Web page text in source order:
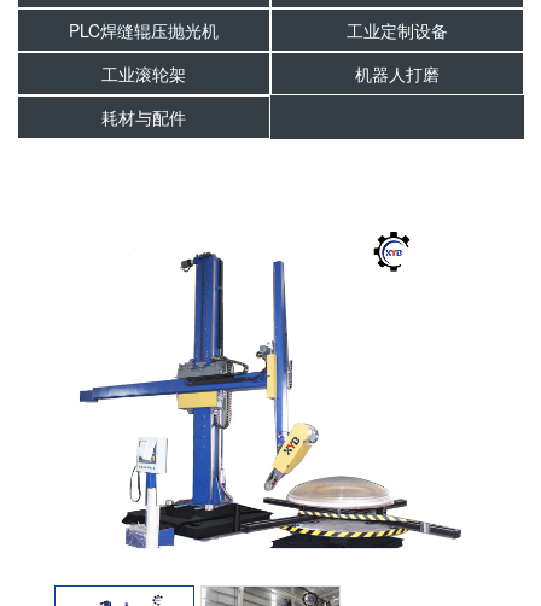
PLC焊缝辊压抛光机
工业定制设备
工业滚轮架
机器人打磨
耗材与配件